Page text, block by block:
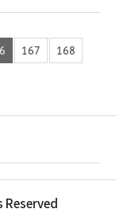
167
168
Reserved